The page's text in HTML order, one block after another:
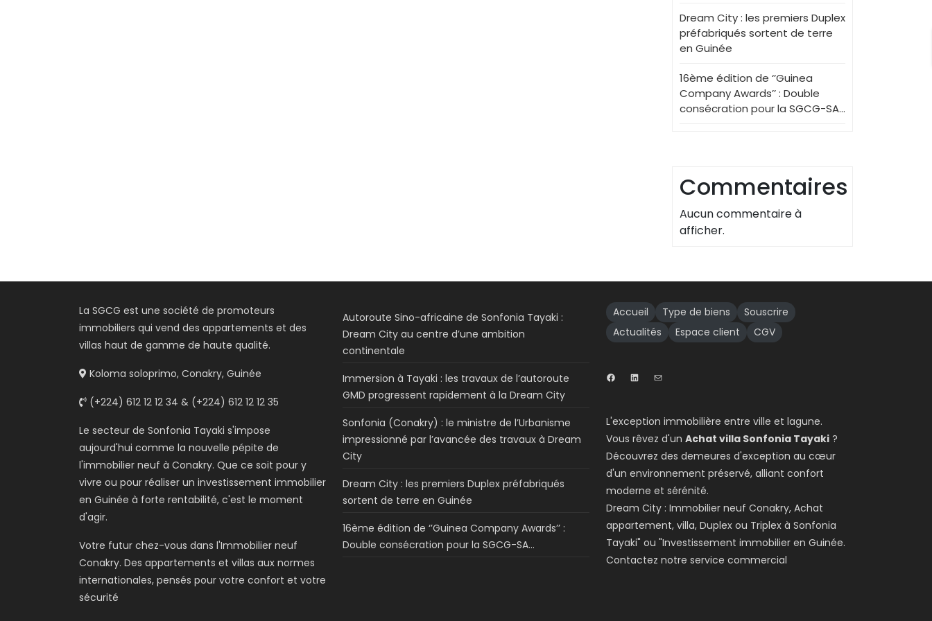
Dream City : les premiers Duplex
préfabriqués sortent de terre
en Guinée
16ème édition de ‘’Guinea
Company Awards’’ : Double
consécration pour la SGCG-SA…
Commentaires
Aucun commentaire à
afficher.
La SGCG est une société de promoteurs
immobiliers qui vend des appartements et des
villas haut de gamme de haute qualité.
Koloma soloprimo, Conakry, Guinée
(+224) 612 12 12 34 & (+224) 612 12 12 35
Le secteur de Sonfonia Tayaki s'impose
aujourd'hui comme la nouvelle pépite de
l'immobilier neuf à Conakry. Que ce soit pour y
vivre ou pour réaliser un investissement immobilier
en Guinée à forte rentabilité, c'est le moment
d'agir.
Votre futur chez-vous dans l'Immobilier neuf
Conakry. Des appartements et villas aux normes
internationales, pensés pour votre confort et votre
sécurité
Autoroute Sino-africaine de Sonfonia Tayaki :
Dream City au centre d’une ambition
continentale
Immersion à Tayaki : les travaux de l’autoroute
GMD progressent rapidement à la Dream City
Sonfonia (Conakry) : le ministre de l’Urbanisme
impressionné par l’avancée des travaux à Dream
City
Dream City : les premiers Duplex préfabriqués
sortent de terre en Guinée
16ème édition de ‘’Guinea Company Awards’’ :
Double consécration pour la SGCG-SA…
Accueil Type de biens
Souscrire
Actualités
Espace client CGV
L'exception immobilière entre ville et lagune.
Vous rêvez d'un Achat villa Sonfonia Tayaki ?
Découvrez des demeures d'exception au cœur
d'un environnement préservé, alliant confort
moderne et sérénité.
Dream City : Immobilier neuf Conakry, Achat
appartement, villa, Duplex ou Triplex à Sonfonia
Tayaki" ou "Investissement immobilier en Guinée.
Contactez notre service commercial